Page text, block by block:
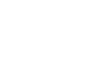
Veel